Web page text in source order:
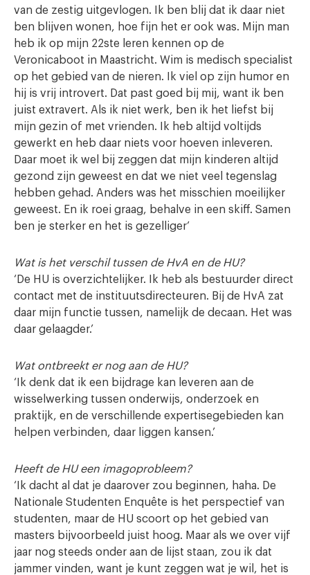
van de zestig uitgevlogen. Ik ben blij dat ik daar niet
ben blijven wonen, hoe fijn het er ook was. Mijn man
heb ik op mijn 22ste leren kennen op de
Veronicaboot in Maastricht. Wim is medisch specialist
op het gebied van de nieren. Ik viel op zijn humor en
hij is vrij introvert. Dat past goed bij mij, want ik ben
juist extravert. Als ik niet werk, ben ik het liefst bij
mijn gezin of met vrienden. Ik heb altijd voltijds
gewerkt en heb daar niets voor hoeven inleveren.
Daar moet ik wel bij zeggen dat mijn kinderen altijd
gezond zijn geweest en dat we niet veel tegenslag
hebben gehad. Anders was het misschien moeilijker
geweest. En ik roei graag, behalve in een skiff. Samen
ben je sterker en het is gezelliger’
Wat is het verschil tussen de HvA en de HU?
‘De HU is overzichtelijker. Ik heb als bestuurder direct
contact met de instituutsdirecteuren. Bij de HvA zat
daar mijn functie tussen, namelijk de decaan. Het was
daar gelaagder.’
Wat ontbreekt er nog aan de HU?
‘Ik denk dat ik een bijdrage kan leveren aan de
wisselwerking tussen onderwijs, onderzoek en
praktijk, en de verschillende expertisegebieden kan
helpen verbinden, daar liggen kansen.’
Heeft de HU een imagoprobleem?
‘Ik dacht al dat je daarover zou beginnen, haha. De
Nationale Studenten Enquête is het perspectief van
studenten, maar de HU scoort op het gebied van
masters bijvoorbeeld juist hoog. Maar als we over vijf
jaar nog steeds onder aan de lijst staan, zou ik dat
jammer vinden, want je kunt zeggen wat je wil, het is